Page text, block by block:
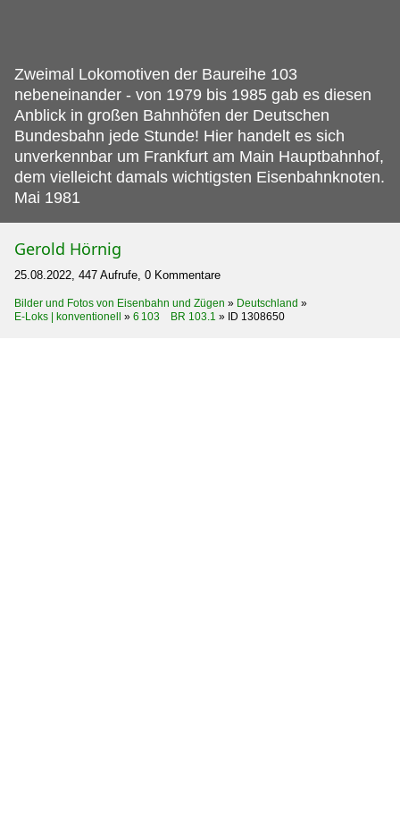
Zweimal Lokomotiven der Baureihe 103
nebeneinander - von 1979 bis 1985 gab es diesen
Anblick in großen Bahnhöfen der Deutschen
Bundesbahn jede Stunde! Hier handelt es sich
unverkennbar um Frankfurt am Main Hauptbahnhof,
dem vielleicht damals wichtigsten Eisenbahnknoten.
Mai 1981
Gerold Hörnig
25.08.2022, 447 Aufrufe, 0 Kommentare
Bilder und Fotos von Eisenbahn und Zügen » Deutschland »
E-Loks | konventionell » 6 103 BR 103.1 » ID 1308650